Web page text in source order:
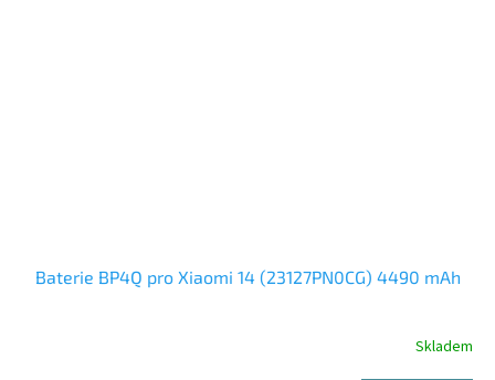
Baterie BP4Q pro Xiaomi 14 (23127PN0CG) 4490 mAh
Skladem